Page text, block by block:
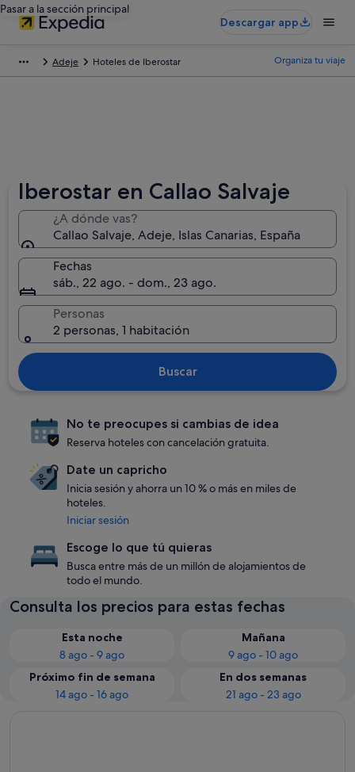
Pasar a la sección principal
Descargar app
Adeje Hoteles de Iberostar Organiza tu viaje
Iberostar en Callao Salvaje
¿A dónde vas?
Callao Salvaje, Adeje, Islas Canarias, España
Fechas
sáb., 22 ago. - dom., 23 ago.
Personas
2 personas, 1 habitación
Buscar
No te preocupes si cambias de idea
Reserva hoteles con cancelación gratuita.
Date un capricho
Inicia sesión y ahorra un 10 % o más en miles de
hoteles.
Iniciar sesión
Escoge lo que tú quieras
Busca entre más de un millón de alojamientos de
todo el mundo.
Consulta los precios para estas fechas
Esta noche
8 ago - 9 ago
Mañana
9 ago - 10 ago
Próximo fin de semana
14 ago - 16 ago
En dos semanas
21 ago - 23 ago